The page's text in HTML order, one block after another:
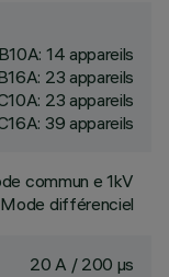
B10A: 14 appareils
23 appareils
23 appareils
39 appareils
commun e 1kV
Mode différenciel
20 A / 200 µs